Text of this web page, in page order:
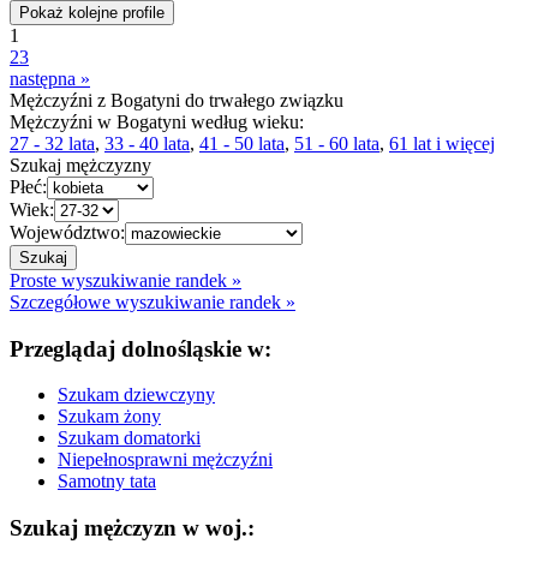
Pokaż kolejne profile
1
23
następna »
Mężczyźni z Bogatyni do trwałego związku
Mężczyźni w Bogatyni według wieku:
27 - 32 lata, 33 - 40 lata, 41 - 50 lata, 51 - 60 lata, 61 lat i więcej
Szukaj mężczyzny
Płeć:
Wiek:
Województwo:
Proste wyszukiwanie randek »
Szczegółowe wyszukiwanie randek »
Przeglądaj dolnośląskie w:
Szukam dziewczyny
Szukam żony
Szukam domatorki
Niepełnosprawni mężczyźni
Samotny tata
Szukaj mężczyzn w woj.: